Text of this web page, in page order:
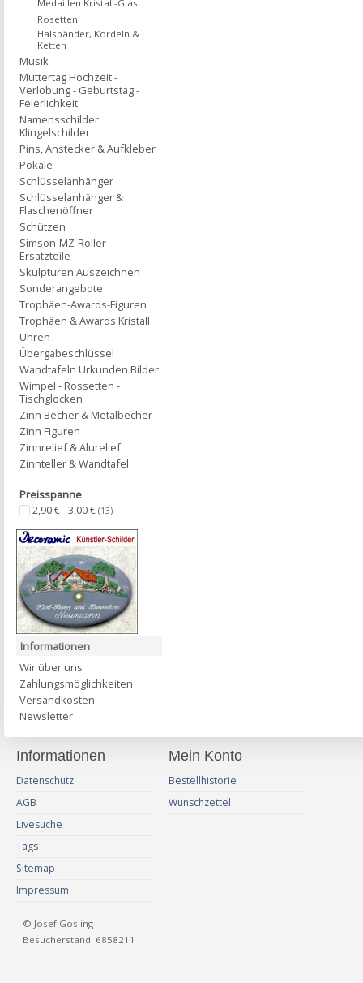
Medaillen Kristall-Glas
Rosetten
Halsbänder, Kordeln &
Ketten
Musik
Muttertag Hochzeit -
Verlobung - Geburtstag -
Feierlichkeit
Namensschilder
Klingelschilder
Pins, Anstecker & Aufkleber
Pokale
Schlüsselanhänger
Schlüsselanhänger &
Flaschenöffner
Schützen
Simson-MZ-Roller
Ersatzteile
Skulpturen Auszeichnen
Sonderangebote
Trophäen-Awards-Figuren
Trophäen & Awards Kristall
Uhren
Übergabeschlüssel
Wandtafeln Urkunden Bilder
Wimpel - Rossetten -
Tischglocken
Zinn Becher & Metalbecher
Zinn Figuren
Zinnrelief & Alurelief
Zinnteller & Wandtafel
Preisspanne
2,90 € - 3,00 € (13)
Informationen
Wir über uns
Zahlungsmöglichkeiten
Versandkosten
Newsletter
Informationen
Datenschutz
AGB
Livesuche
Tags
Sitemap
Impressum
Mein Konto
Bestellhistorie
Wunschzettel
© Josef Gosling
Besucherstand: 6858211